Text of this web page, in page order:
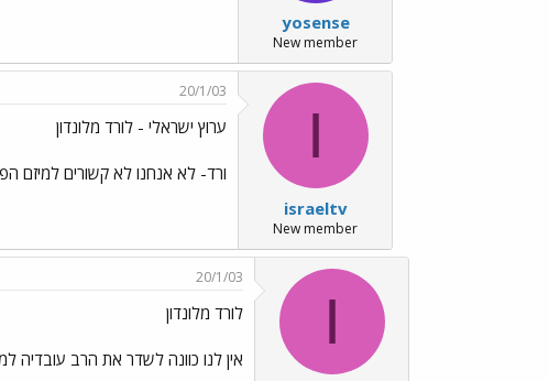
yosense
New member
I
israeltv
New member
20/1/03
ערוץ ישראלי - לורד מלונדון
ורד- לא אנחנו לא קשורים למיזם
I
20/1/03
לורד מלונדון
אין לנו כוונה לשדר את הרב עובדיה